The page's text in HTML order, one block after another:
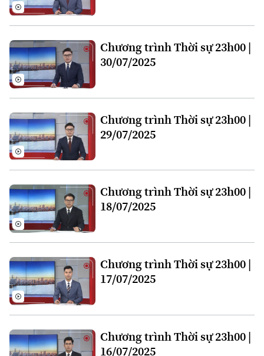
Theo dõi Hà Nội On
Điện ảnh
Âm nhạc
Chương trình Thời sự 23h00 |
30/07/2025
Chương trình Thời sự 23h00 |
29/07/2025
Chương trình Thời sự 23h00 |
18/07/2025
Chương trình Thời sự 23h00 |
17/07/2025
Chương trình Thời sự 23h00 |
16/07/2025